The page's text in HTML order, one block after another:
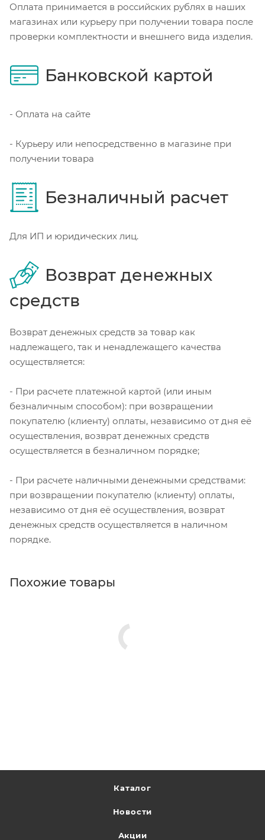
Оплата принимается в российских рублях в наших
магазинах или курьеру при получении товара после
проверки комплектности и внешнего вида изделия.
Банковской картой
- Оплата на сайте
- Курьеру или непосредственно в магазине при
получении товара
Безналичный расчет
Для ИП и юридических лиц.
Возврат денежных
средств
Возврат денежных средств за товар как
надлежащего, так и ненадлежащего качества
осуществляется:
- При расчете платежной картой (или иным
безналичным способом): при возвращении
покупателю (клиенту) оплаты, независимо от дня её
осуществления, возврат денежных средств
осуществляется в безналичном порядке;
- При расчете наличными денежными средствами:
при возвращении покупателю (клиенту) оплаты,
независимо от дня её осуществления, возврат
денежных средств осуществляется в наличном
порядке.
Похожие товары
Каталог
Новости
Акции